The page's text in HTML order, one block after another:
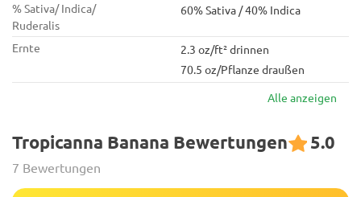
% Sativa/ Indica/
Ruderalis
60% Sativa / 40% Indica
Ernte
2.3 oz/ft² drinnen
70.5 oz/Pflanze draußen
Alle anzeigen
Tropicanna Banana Bewertungen 5.0
7 Bewertungen